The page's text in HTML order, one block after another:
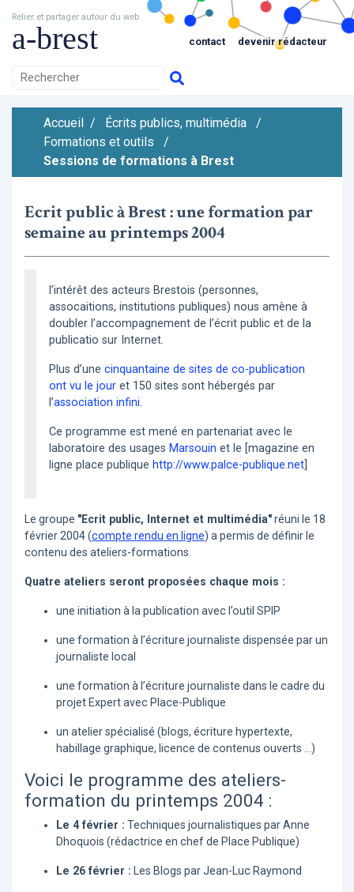
Relier et partager autour du web
a-brest contact devenir rédacteur
Accueil / Écrits publics, multimédia
/
Formations et outils
/
Sessions de formations à Brest
Ecrit public à Brest : une formation par
semaine au printemps 2004
l’intérêt des acteurs Brestois (personnes,
assocaitions, institutions publiques) nous amène à
doubler l’accompagnement de l’écrit public et de la
publicatio sur Internet.
Plus d’une cinquantaine de sites de co-publication
ont vu le jour et 150 sites sont hébergés par
l’association infini.
Ce programme est mené en partenariat avec le
laboratoire des usages Marsouin et le [magazine en
ligne place publique http://www.palce-publique.net
Le groupe "Ecrit public, Internet et multimédia"réuni le 18
février 2004 (compte rendu en ligne) a permis de définir le
contenu des ateliers-formations.
Quatre ateliers seront proposées chaque mois :
une initiation à la publication avec l’outil SPIP
une formation à l’écriture journaliste dispensée par un
journaliste local
une formation à l’écriture journaliste dans le cadre du
projet Expert avec Place-Publique
un atelier spécialisé (blogs, écriture hypertexte,
habillage graphique, licence de contenus ouverts ...)
Voici le programme des ateliers-
formation du printemps 2004 :
Le 4 février : Techniques journalistiques par Anne
Dhoquois (rédactrice en chef de Place Publique)
Le 26 février : Les Blogs par Jean-Luc Raymond